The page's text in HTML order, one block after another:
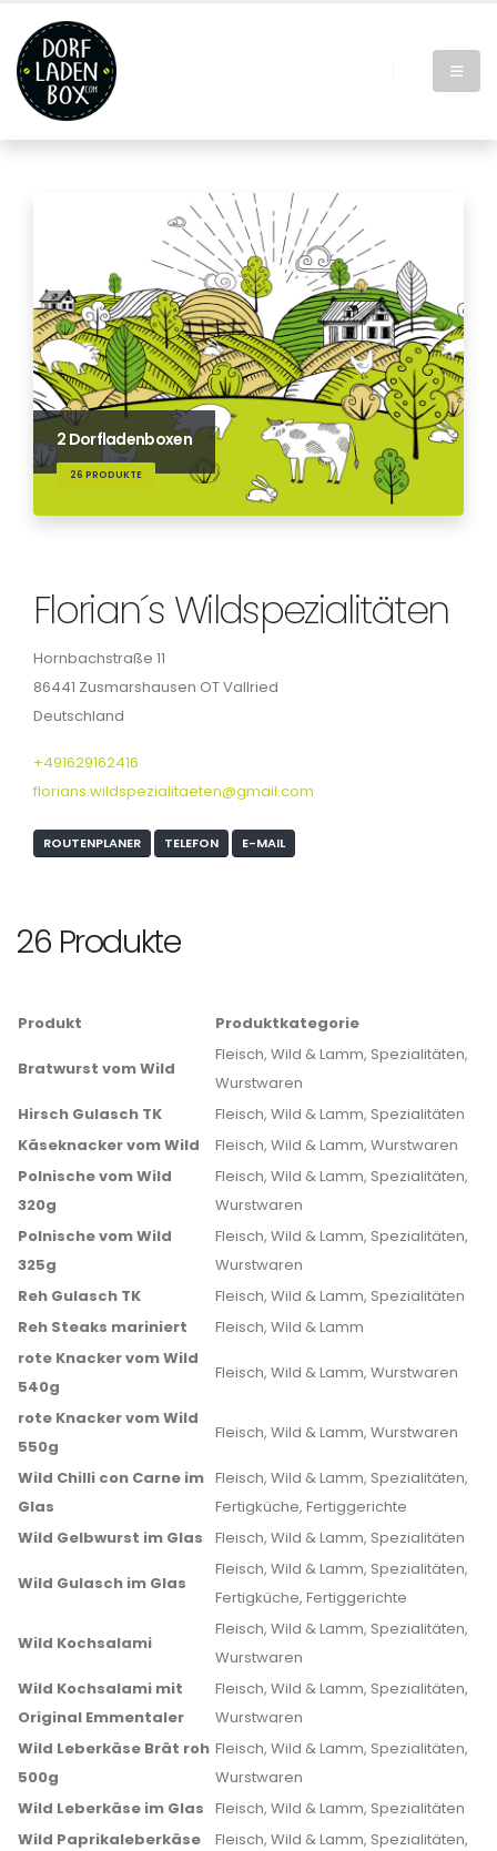
2 Dorfladenboxen
26 PRODUKTE
Florian´s Wildspezialitäten
Hornbachstraße 11
86441 Zusmarshausen OT Vallried
Deutschland
+491629162416
florians.wildspezialitaeten@gmail.com
ROUTENPLANER TELEFON E-MAIL
26 Produkte
Produkt Produktkategorie
Bratwurst vom Wild
Fleisch, Wild & Lamm, Spezialitäten,
Wurstwaren
Hirsch Gulasch TK
Fleisch, Wild & Lamm, Spezialitäten
Käseknacker vom Wild
Fleisch, Wild & Lamm, Wurstwaren
Polnische vom Wild
320g
Fleisch, Wild & Lamm, Spezialitäten,
Wurstwaren
Polnische vom Wild
325g
Fleisch, Wild & Lamm, Spezialitäten,
Wurstwaren
Reh Gulasch TK
Fleisch, Wild & Lamm, Spezialitäten
Reh Steaks mariniert
Fleisch, Wild & Lamm
rote Knacker vom Wild
540g
Fleisch, Wild & Lamm, Wurstwaren
rote Knacker vom Wild
550g
Fleisch, Wild & Lamm, Wurstwaren
Wild Chilli con Carne im
Glas
Fleisch, Wild & Lamm, Spezialitäten,
Fertigküche, Fertiggerichte
Wild Gelbwurst im Glas
Fleisch, Wild & Lamm, Spezialitäten
Wild Gulasch im Glas
Fleisch, Wild & Lamm, Spezialitäten,
Fertigküche, Fertiggerichte
Wild Kochsalami
Fleisch, Wild & Lamm, Spezialitäten,
Wurstwaren
Wild Kochsalami mit
Original Emmentaler
Fleisch, Wild & Lamm, Spezialitäten,
Wurstwaren
Wild Leberkäse Brät roh
500g
Fleisch, Wild & Lamm, Spezialitäten,
Wurstwaren
Wild Leberkäse im Glas Fleisch, Wild & Lamm, Spezialitäten
Wild Paprikaleberkäse
Fleisch, Wild & Lamm, Spezialitäten,